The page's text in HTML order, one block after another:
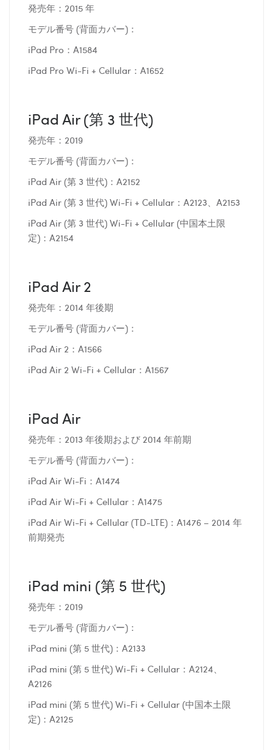
発売年：2015 年
モデル番号 (背面カバー)：
iPad Pro：A1584
iPad Pro Wi-Fi + Cellular：A1652
iPad Air (第 3 世代)
発売年：2019
モデル番号 (背面カバー)：
iPad Air (第 3 世代)：A2152
iPad Air (第 3 世代) Wi-Fi + Cellular：A2123、A2153
iPad Air (第 3 世代) Wi-Fi + Cellular (中国本土限
定)：A2154
iPad Air 2
発売年：2014 年後期
モデル番号 (背面カバー)：
iPad Air 2：A1566
iPad Air 2 Wi-Fi + Cellular：A1567
iPad Air
発売年：2013 年後期および 2014 年前期
モデル番号 (背面カバー)：
iPad Air Wi-Fi：A1474
iPad Air Wi-Fi + Cellular：A1475
iPad Air Wi-Fi + Cellular (TD-LTE)：A1476 – 2014 年
前期発売
iPad mini (第 5 世代)
発売年：2019
モデル番号 (背面カバー)：
iPad mini (第 5 世代)：A2133
iPad mini (第 5 世代) Wi-Fi + Cellular：A2124、
A2126
iPad mini (第 5 世代) Wi-Fi + Cellular (中国本土限
定)：A2125